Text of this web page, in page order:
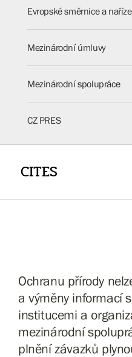
Evropské směrnice a
Mezinárodní úmluvy
Mezinárodní spolupráce
CZ PRES
CITES
Ochranu přírody
a výměny informací
institucemi a
mezinárodní
plnění závazků